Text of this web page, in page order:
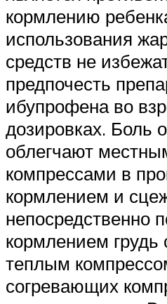
кормлению
использования
средств не
предпочесть
ибупрофена во
дозировках. Боль
облегчают
компрессами в
кормлением и
непосредственно
кормлением грудь
теплым
согревающих